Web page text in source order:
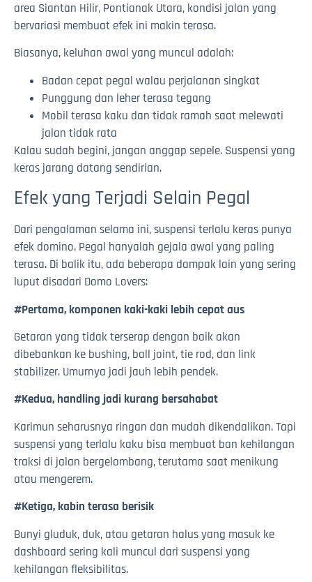
area Siantan Hilir, Pontianak Utara, kondisi jalan yang
bervariasi membuat efek ini makin terasa.
Biasanya, keluhan awal yang muncul adalah:
Badan cepat pegal walau perjalanan singkat
Punggung dan leher terasa tegang
Mobil terasa kaku dan tidak ramah saat melewati
jalan tidak rata
Kalau sudah begini, jangan anggap sepele. Suspensi yang
keras jarang datang sendirian.
Efek yang Terjadi Selain Pegal
Dari pengalaman selama ini, suspensi terlalu keras punya
efek domino. Pegal hanyalah gejala awal yang paling
terasa. Di balik itu, ada beberapa dampak lain yang sering
luput disadari Domo Lovers:
#Pertama, komponen kaki-kaki lebih cepat aus
Getaran yang tidak terserap dengan baik akan
dibebankan ke bushing, ball joint, tie rod, dan link
stabilizer. Umurnya jadi jauh lebih pendek.
#Kedua, handling jadi kurang bersahabat
Karimun seharusnya ringan dan mudah dikendalikan. Tapi
suspensi yang terlalu kaku bisa membuat ban kehilangan
traksi di jalan bergelombang, terutama saat menikung
atau mengerem.
#Ketiga, kabin terasa berisik
Bunyi gluduk, duk, atau getaran halus yang masuk ke
dashboard sering kali muncul dari suspensi yang
kehilangan fleksibilitas.